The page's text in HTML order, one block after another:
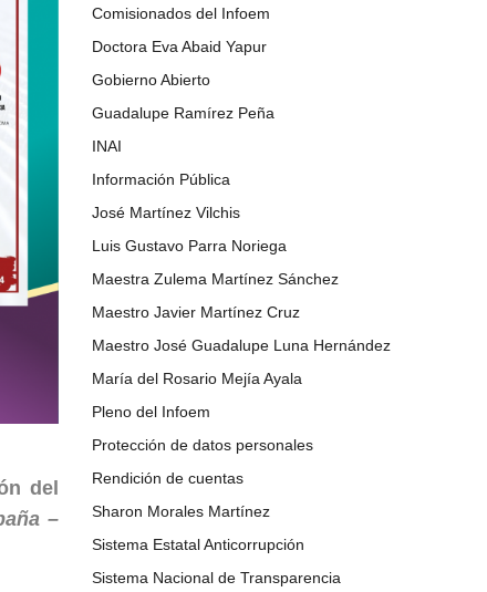
del
–
Comisionados del Infoem
Doctora Eva Abaid Yapur
Gobierno Abierto
Guadalupe Ramírez Peña
INAI
Información Pública
José Martínez Vilchis
Luis Gustavo Parra Noriega
Maestra Zulema Martínez Sánchez
Maestro Javier Martínez Cruz
Maestro José Guadalupe Luna Hernández
María del Rosario Mejía Ayala
Pleno del Infoem
Protección de datos personales
Rendición de cuentas
Sharon Morales Martínez
Sistema Estatal Anticorrupción
Sistema Nacional de Transparencia